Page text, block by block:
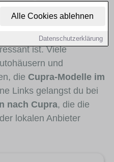
Alle Cookies ablehnen
Datenschutzerklärung
Cupra stark
häufig im Stadt-
sind und für welche
ist. Viele
und
die Cupra-Modelle im
Links gelangst du bei
nach Cupra, die die
lokalen Anbieter